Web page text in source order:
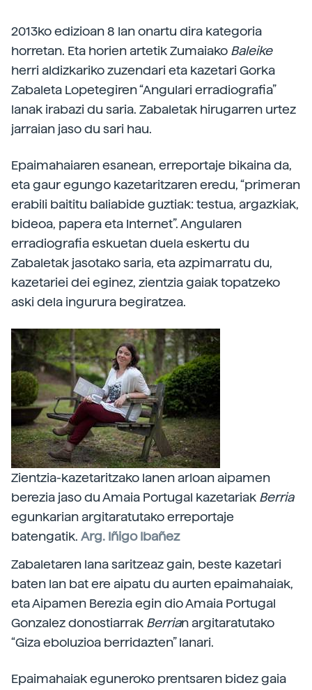
2013ko edizioan 8 lan onartu dira kategoria
horretan. Eta horien artetik Zumaiako Baleike
herri aldizkariko zuzendari eta kazetari Gorka
Zabaleta Lopetegiren “Angulari erradiografia”
lanak irabazi du saria. Zabaletak hirugarren urtez
jarraian jaso du sari hau.
Epaimahaiaren esanean, erreportaje bikaina da,
eta gaur egungo kazetaritzaren eredu, “primeran
erabili baititu baliabide guztiak: testua, argazkiak,
bideoa, papera eta Internet”. Angularen
erradiografia eskuetan duela eskertu du
Zabaletak jasotako saria, eta azpimarratu du,
kazetariei dei eginez, zientzia gaiak topatzeko
aski dela ingurura begiratzea.
Zientzia-kazetaritzako lanen arloan aipamen
berezia jaso du Amaia Portugal kazetariak Berria
egunkarian argitaratutako erreportaje
batengatik. Arg. Iñigo Ibañez
Zabaletaren lana saritzeaz gain, beste kazetari
baten lan bat ere aipatu du aurten epaimahaiak,
eta Aipamen Berezia egin dio Amaia Portugal
Gonzalez donostiarrak Berrian argitaratutako
“Giza eboluzioa berridazten” lanari.
Epaimahaiak eguneroko prentsaren bidez gaia